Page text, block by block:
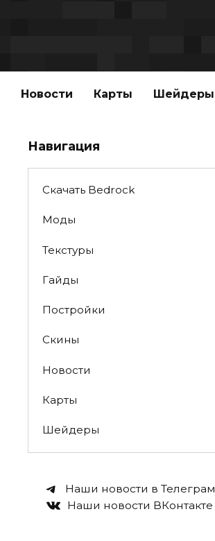
Новости Карты Шейдеры
Навигация
Скачать Bedrock
Моды
Текстуры
Гайды
Постройки
Скины
Новости
Карты
Шейдеры
Наши новости в Телеграм
Наши новости ВКонтакте